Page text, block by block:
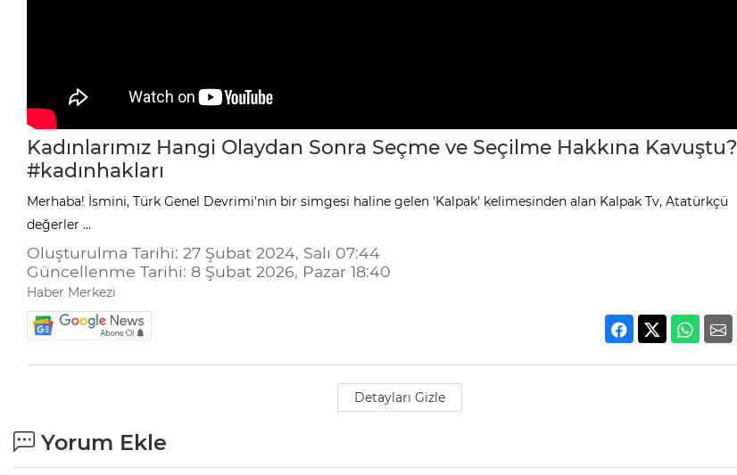
Kadınlarımız Hangi Olaydan Sonra Seçme ve Seçilme Hakkına Kavuştu?
#kadınhakları
Merhaba! İsmini, Türk Genel Devrimi'nin bir simgesi haline gelen 'Kalpak' kelimesinden alan Kalpak Tv, Atatürkçü
değerler ...
Oluşturulma Tarihi: 27 Şubat 2024, Salı 07:44
Güncellenme Tarihi: 8 Şubat 2026, Pazar 18:40
Haber Merkezi
Detayları Gizle
Yorum Ekle